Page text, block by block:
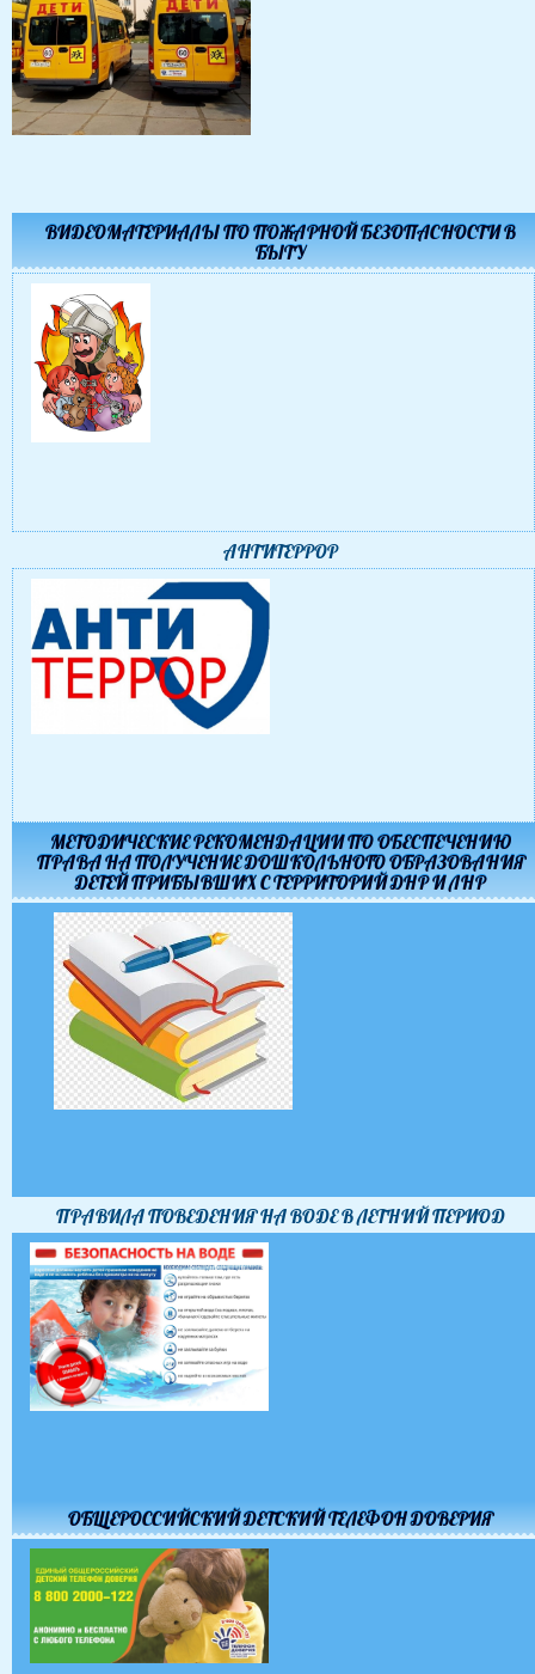
ВИДЕОМАТЕРИАЛЫ ПО ПОЖАРНОЙ БЕЗОПАСНОСТИ В
БЫТУ
АНТИТЕРРОР
МЕТОДИЧЕСКИЕ РЕКОМЕНДАЦИИ ПО ОБЕСПЕЧЕНИЮ
ПРАВА НА ПОЛУЧЕНИЕ ДОШКОЛЬНОГО ОБРАЗОВАНИЯ
ДЕТЕЙ ПРИБЫВШИХ С ТЕРРИТОРИЙ ДНР И ЛНР
ПРАВИЛА ПОВЕДЕНИЯ НА ВОДЕ В ЛЕТНИЙ ПЕРИОД
ОБЩЕРОССИЙСКИЙ ДЕТСКИЙ ТЕЛЕФОН ДОВЕРИЯ